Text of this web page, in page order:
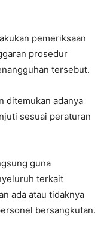
pemeriksaan
prosedur
tersebut.
ditemukan adanya
sesuai peraturan
guna
terkait
ada atau tidaknya
bersangkutan.